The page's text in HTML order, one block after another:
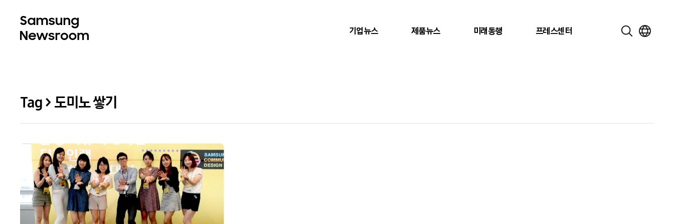
기업뉴스 제품뉴스 미래동행 프레스센터
Tag > 도미노 쌓기